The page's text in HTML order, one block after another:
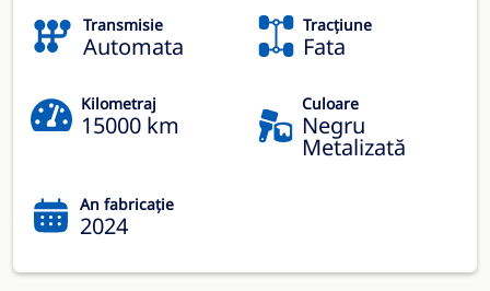
Transmisie
Automata
Tracțiune
Fata
Kilometraj
15000 km
Culoare
Negru
Metalizată
An fabricație
2024